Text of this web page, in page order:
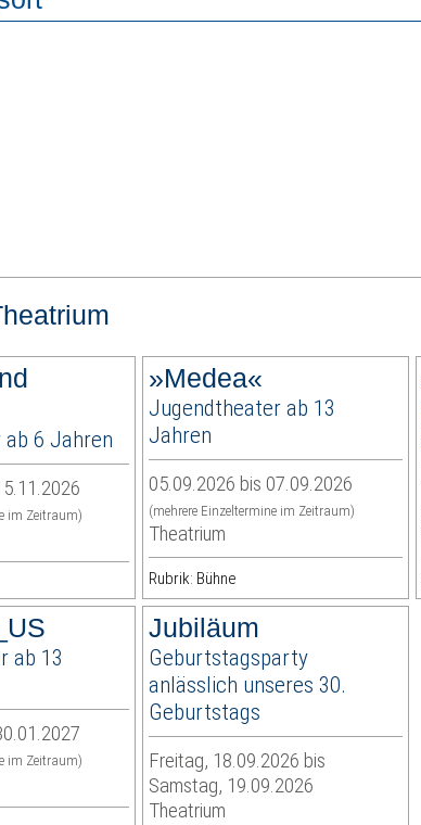
6 Jahren
im Zeitraum)
»Medea«
Jugendtheater ab 13
Jahren
05.09.2026 bis 07.09.2026
(mehrere Einzeltermine im Zeitraum)
Theatrium
Rubrik: Bühne
ab 13
im Zeitraum)
Jubiläum
Geburtstagsparty
anlässlich unseres 30.
Geburtstags
Freitag, 18.09.2026 bis
Samstag, 19.09.2026
Theatrium